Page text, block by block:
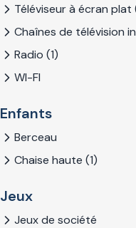
Téléviseur à écran plat
Chaînes de télévision
Radio (1)
WI-FI
Enfants
Berceau
Chaise haute (1)
Jeux
Jeux de société